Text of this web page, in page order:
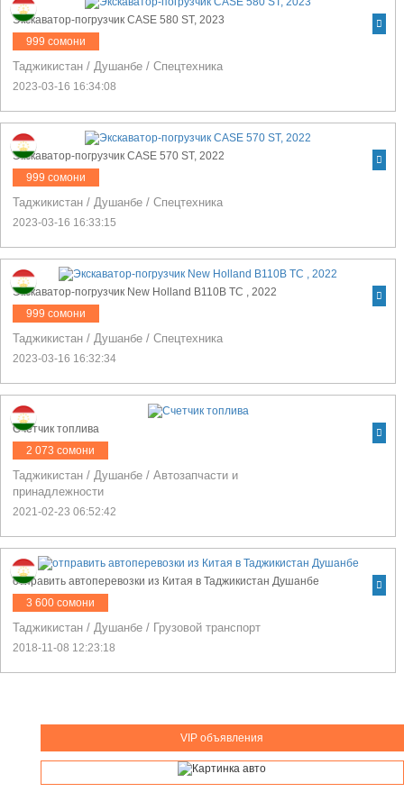
Экскаватор-погрузчик CASE 580 ST, 2023
999 сомони
Таджикистан / Душанбе / Спецтехника
2023-03-16 16:34:08
Экскаватор-погрузчик CASE 570 ST, 2022
999 сомони
Таджикистан / Душанбе / Спецтехника
2023-03-16 16:33:15
Экскаватор-погрузчик New Holland B110B TC , 2022
999 сомони
Таджикистан / Душанбе / Спецтехника
2023-03-16 16:32:34
Счетчик топлива
2 073 сомони
Таджикистан / Душанбе / Автозапчасти и
принадлежности
2021-02-23 06:52:42
отправить автоперевозки из Китая в Таджикистан Душанбе
3 600 сомони
Таджикистан / Душанбе / Грузовой транспорт
2018-11-08 12:23:18
VIP объявления